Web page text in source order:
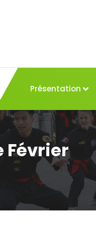
Présentation
Février